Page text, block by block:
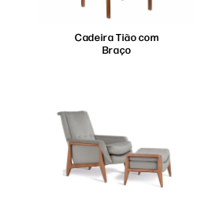
Cadeira Tião com
Braço